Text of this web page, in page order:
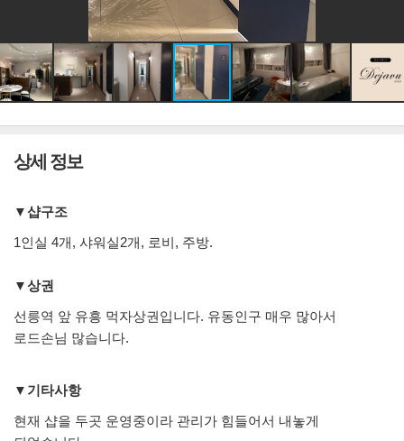
상세 정보
▼샵구조
1인실 4개, 샤워실2개, 로비, 주방.
▼상권
선릉역 앞 유흥 먹자상권입니다. 유동인구 매우 많아서
로드손님 많습니다.
▼기타사항
현재 샵을 두곳 운영중이라 관리가 힘들어서 내놓게